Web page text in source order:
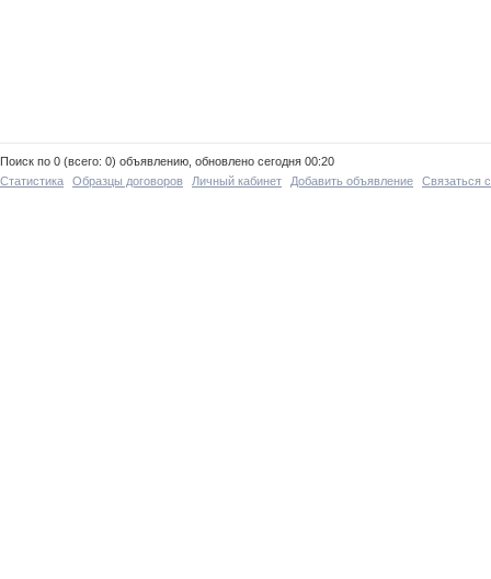
Поиск по 0 (всего: 0) объявлению, обновлено сегодня 00:20
Статистика
Образцы договоров Личный кабинет Добавить объявление Связаться